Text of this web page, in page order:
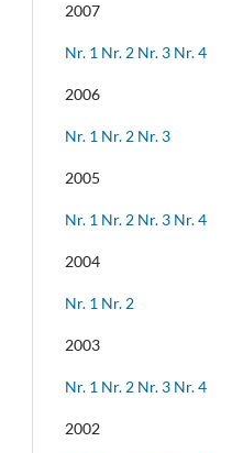
2007
Nr. 1 Nr. 2 Nr. 3 Nr. 4
2006
Nr. 1 Nr. 2 Nr. 3
2005
Nr. 1 Nr. 2 Nr. 3 Nr. 4
2004
Nr. 1 Nr. 2
2003
Nr. 1 Nr. 2 Nr. 3 Nr. 4
2002